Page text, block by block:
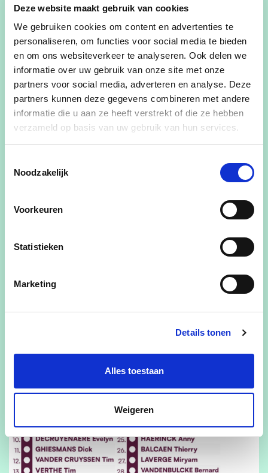
Deze website maakt gebruik van cookies
We gebruiken cookies om content en advertenties te
personaliseren, om functies voor social media te bieden
en om ons websiteverkeer te analyseren. Ook delen we
informatie over uw gebruik van onze site met onze
partners voor social media, adverteren en analyse. Deze
partners kunnen deze gegevens combineren met andere
informatie die u aan ze heeft verstrekt of die ze hebben
verzameld op basis van uw gebruik van hun services.
Noodzakelijk
Voorkeuren
Statistieken
Marketing
Details tonen
Alles toestaan
Weigeren
met raad en daad bij te staan.
Devisualdie de slogan vergezelt, symboliseert:
• Letterlijk ons “kloppend hart voor de gemeente
Zwevegem”
• Het respect dat de inwoners van Zwevegem
verdienen.
• Ons streven naar een warme en hartelijke
Hoe we onze campagneboodschap hard zullen
deze zomer bekend.